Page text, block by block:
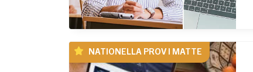
NATIONELLA PROV I MATTE